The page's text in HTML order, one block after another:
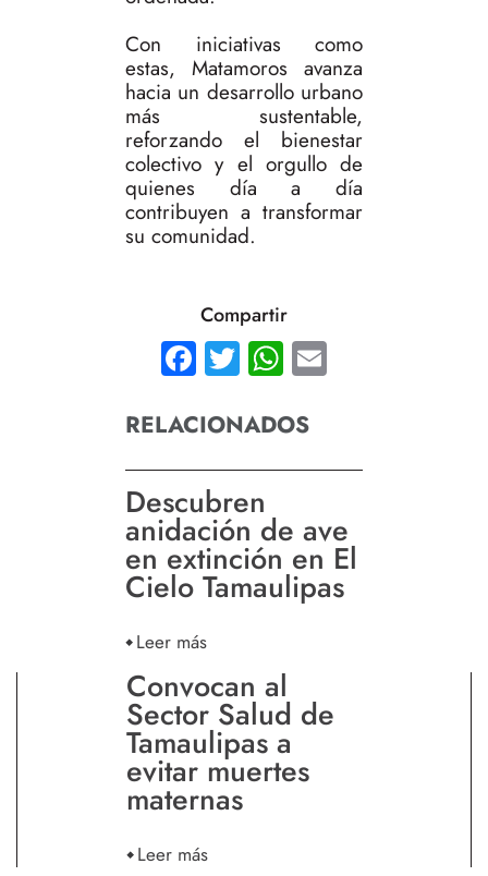
Con iniciativas como
estas, Matamoros avanza
hacia un desarrollo urbano
más sustentable,
reforzando el bienestar
colectivo y el orgullo de
quienes día a día
contribuyen a transformar
su comunidad.
Compartir
Facebook
TwitterWhatsApp
RELACIONADOS
Descubren
anidación de ave
en extinción en El
Cielo Tamaulipas
Leer más
Convocan al
Sector Salud de
Tamaulipas a
evitar muertes
maternas
Leer más